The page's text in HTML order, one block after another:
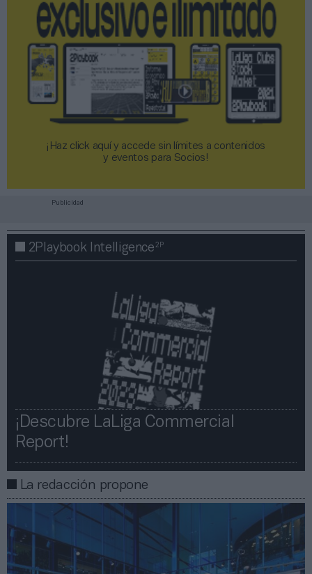
¡Haz click aquí y accede sin límites a contenidos
y eventos para Socios!​​​​​​​
Publicidad
2Playbook Intelligence2P
¡Descubre LaLiga Commercial
Report!​​
La redacción propone